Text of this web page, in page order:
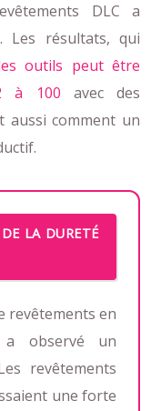
DLC a
Les résultats, qui
outils peut être
à 100 avec des
aussi comment un
LA DURETÉ
revêtements en
a observé un
revêtements
une forte